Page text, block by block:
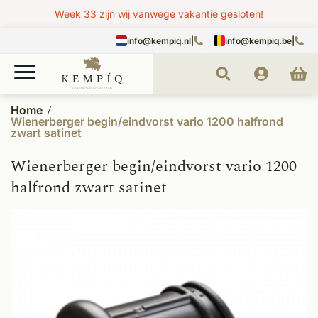
Week 33 zijn wij vanwege vakantie gesloten!
info@kempiq.nl info@kempiq.be
Home
Wienerberger begin/eindvorst vario 1200 halfrond
zwart satinet
Wienerberger begin/eindvorst vario 1200
halfrond zwart satinet